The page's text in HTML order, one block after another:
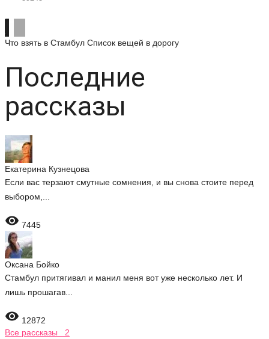
Что взять в Стамбул Список вещей в дорогу
Последние
рассказы
Екатерина Кузнецова
Если вас терзают смутные сомнения, и вы снова стоите перед
выбором,...
 7445
Оксана Бойко
Стамбул притягивал и манил меня вот уже несколько лет. И
лишь прошагав...
 12872
Все рассказы 2